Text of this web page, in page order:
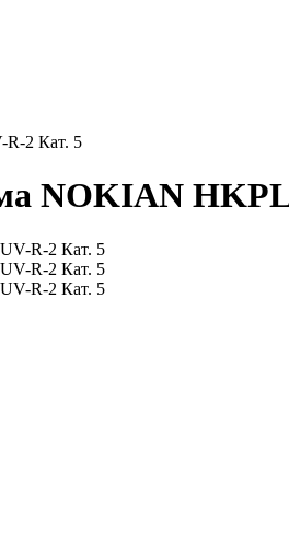
2 Кат. 5
NOKIAN